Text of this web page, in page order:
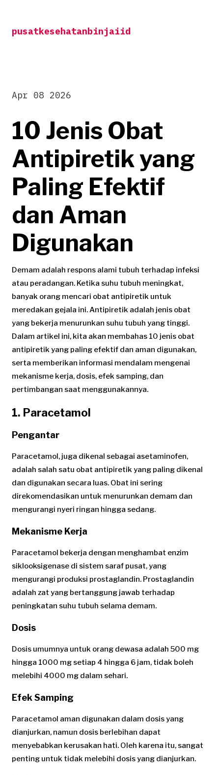
contentpusatkesehatanbinjaiid
10 Jenis Obat
Antipiretik yang
Paling Efektif
dan Aman
Digunakan
Apr 08 2026
Demam adalah respons alami tubuh terhadap infeksi
atau peradangan. Ketika suhu tubuh meningkat,
banyak orang mencari obat antipiretik untuk
meredakan gejala ini. Antipiretik adalah jenis obat
yang bekerja menurunkan suhu tubuh yang tinggi.
Dalam artikel ini, kita akan membahas 10 jenis obat
antipiretik yang paling efektif dan aman digunakan,
serta memberikan informasi mendalam mengenai
mekanisme kerja, dosis, efek samping, dan
pertimbangan saat menggunakannya.
1. Paracetamol
Pengantar
Paracetamol, juga dikenal sebagai asetaminofen,
adalah salah satu obat antipiretik yang paling dikenal
dan digunakan secara luas. Obat ini sering
direkomendasikan untuk menurunkan demam dan
mengurangi nyeri ringan hingga sedang.
Mekanisme Kerja
Paracetamol bekerja dengan menghambat enzim
siklooksigenase di sistem saraf pusat, yang
mengurangi produksi prostaglandin. Prostaglandin
adalah zat yang bertanggung jawab terhadap
peningkatan suhu tubuh selama demam.
Dosis
Dosis umumnya untuk orang dewasa adalah 500 mg
hingga 1000 mg setiap 4 hingga 6 jam, tidak boleh
melebihi 4000 mg dalam sehari.
Efek Samping
Paracetamol aman digunakan dalam dosis yang
dianjurkan, namun dosis berlebihan dapat
menyebabkan kerusakan hati. Oleh karena itu, sangat
penting untuk tidak melebihi dosis yang dianjurkan.